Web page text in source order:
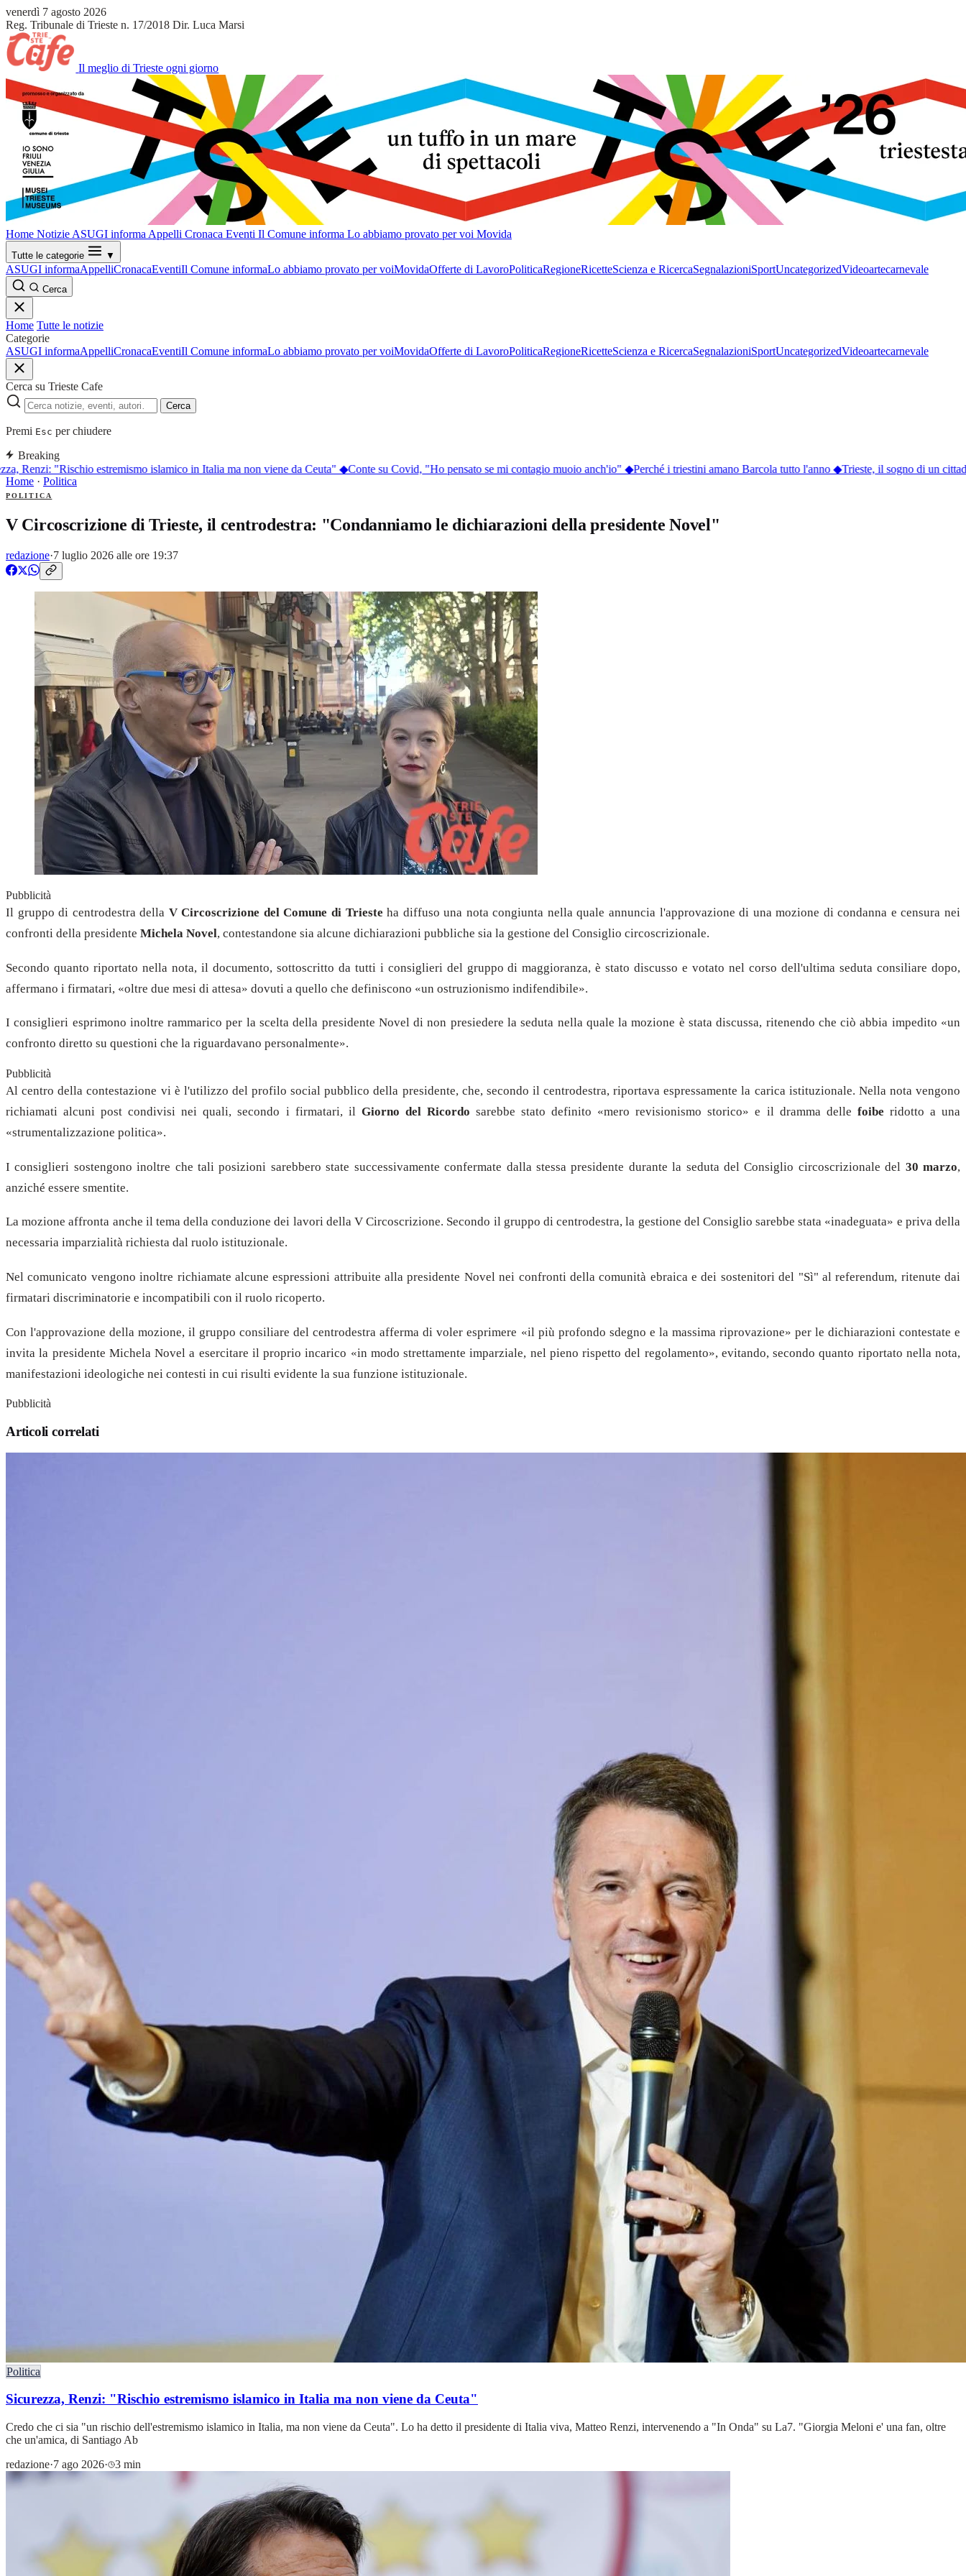
venerdì 7 agosto 2026
Reg. Tribunale di Trieste n. 17/2018 Dir. Luca Marsi
Il meglio di Trieste ogni giorno
Home Notizie ASUGI informa Appelli Cronaca Eventi Il Comune informa Lo abbiamo provato per voi Movida
Tutte le categorie ▼
ASUGI informaAppelliCronacaEventiIl Comune informaLo abbiamo provato per voiMovidaOfferte di LavoroPoliticaRegioneRicetteScienza e RicercaSegnalazioniSportUncategorizedVideoartecarnevale
Cerca
Home Tutte le notizie
Categorie
ASUGI informaAppelliCronacaEventiIl Comune informaLo abbiamo provato per voiMovidaOfferte di LavoroPoliticaRegioneRicetteScienza e RicercaSegnalazioniSportUncategorizedVideoartecarnevale
Cerca su Trieste Cafe
Cerca
Premi Esc per chiudere
Breaking
Renzi: "Rischio estremismo islamico in Italia ma non viene da Ceuta"◆Conte su Covid, "Ho pensato se mi contagio muoio anch'io"◆Perché i triestini amano Barcola tutto l'anno◆Trieste, il sogno di un
Home · Politica
POLITICA
V Circoscrizione di Trieste, il centrodestra: "Condanniamo le dichiarazioni della presidente Novel"
redazione·7 luglio 2026 alle ore 19:37
Pubblicità
Il gruppo di centrodestra della V Circoscrizione del Comune di Trieste ha diffuso una nota congiunta nella quale annuncia l'approvazione di una mozione di condanna e censura nei
confronti della presidente Michela Novel, contestandone sia alcune dichiarazioni pubbliche sia la gestione del Consiglio circoscrizionale.
Secondo quanto riportato nella nota, il documento, sottoscritto da tutti i consiglieri del gruppo di maggioranza, è stato discusso e votato nel corso dell'ultima seduta consiliare dopo,
affermano i firmatari, «oltre due mesi di attesa» dovuti a quello che definiscono «un ostruzionismo indifendibile».
I consiglieri esprimono inoltre rammarico per la scelta della presidente Novel di non presiedere la seduta nella quale la mozione è stata discussa, ritenendo che ciò abbia impedito «un
confronto diretto su questioni che la riguardavano personalmente».
Pubblicità
Al centro della contestazione vi è l'utilizzo del profilo social pubblico della presidente, che, secondo il centrodestra, riportava espressamente la carica istituzionale. Nella nota vengono
richiamati alcuni post condivisi nei quali, secondo i firmatari, il Giorno del Ricordo sarebbe stato definito «mero revisionismo storico» e il dramma delle foibe ridotto a una
«strumentalizzazione politica».
I consiglieri sostengono inoltre che tali posizioni sarebbero state successivamente confermate dalla stessa presidente durante la seduta del Consiglio circoscrizionale del 30 marzo,
anziché essere smentite.
La mozione affronta anche il tema della conduzione dei lavori della V Circoscrizione. Secondo il gruppo di centrodestra, la gestione del Consiglio sarebbe stata «inadeguata» e priva della
necessaria imparzialità richiesta dal ruolo istituzionale.
Nel comunicato vengono inoltre richiamate alcune espressioni attribuite alla presidente Novel nei confronti della comunità ebraica e dei sostenitori del "Sì" al referendum, ritenute dai
firmatari discriminatorie e incompatibili con il ruolo ricoperto.
Con l'approvazione della mozione, il gruppo consiliare del centrodestra afferma di voler esprimere «il più profondo sdegno e la massima riprovazione» per le dichiarazioni contestate e
invita la presidente Michela Novel a esercitare il proprio incarico «in modo strettamente imparziale, nel pieno rispetto del regolamento», evitando, secondo quanto riportato nella nota,
manifestazioni ideologiche nei contesti in cui risulti evidente la sua funzione istituzionale.
Pubblicità
Articoli correlati
Politica
Sicurezza, Renzi: "Rischio estremismo islamico in Italia ma non viene da Ceuta"
Credo che ci sia "un rischio dell'estremismo islamico in Italia, ma non viene da Ceuta". Lo ha detto il presidente di Italia viva, Matteo Renzi, intervenendo a "In Onda" su La7. "Giorgia Meloni e' una fan, oltre
che un'amica, di Santiago Ab
redazione·7 ago 2026· 3 min